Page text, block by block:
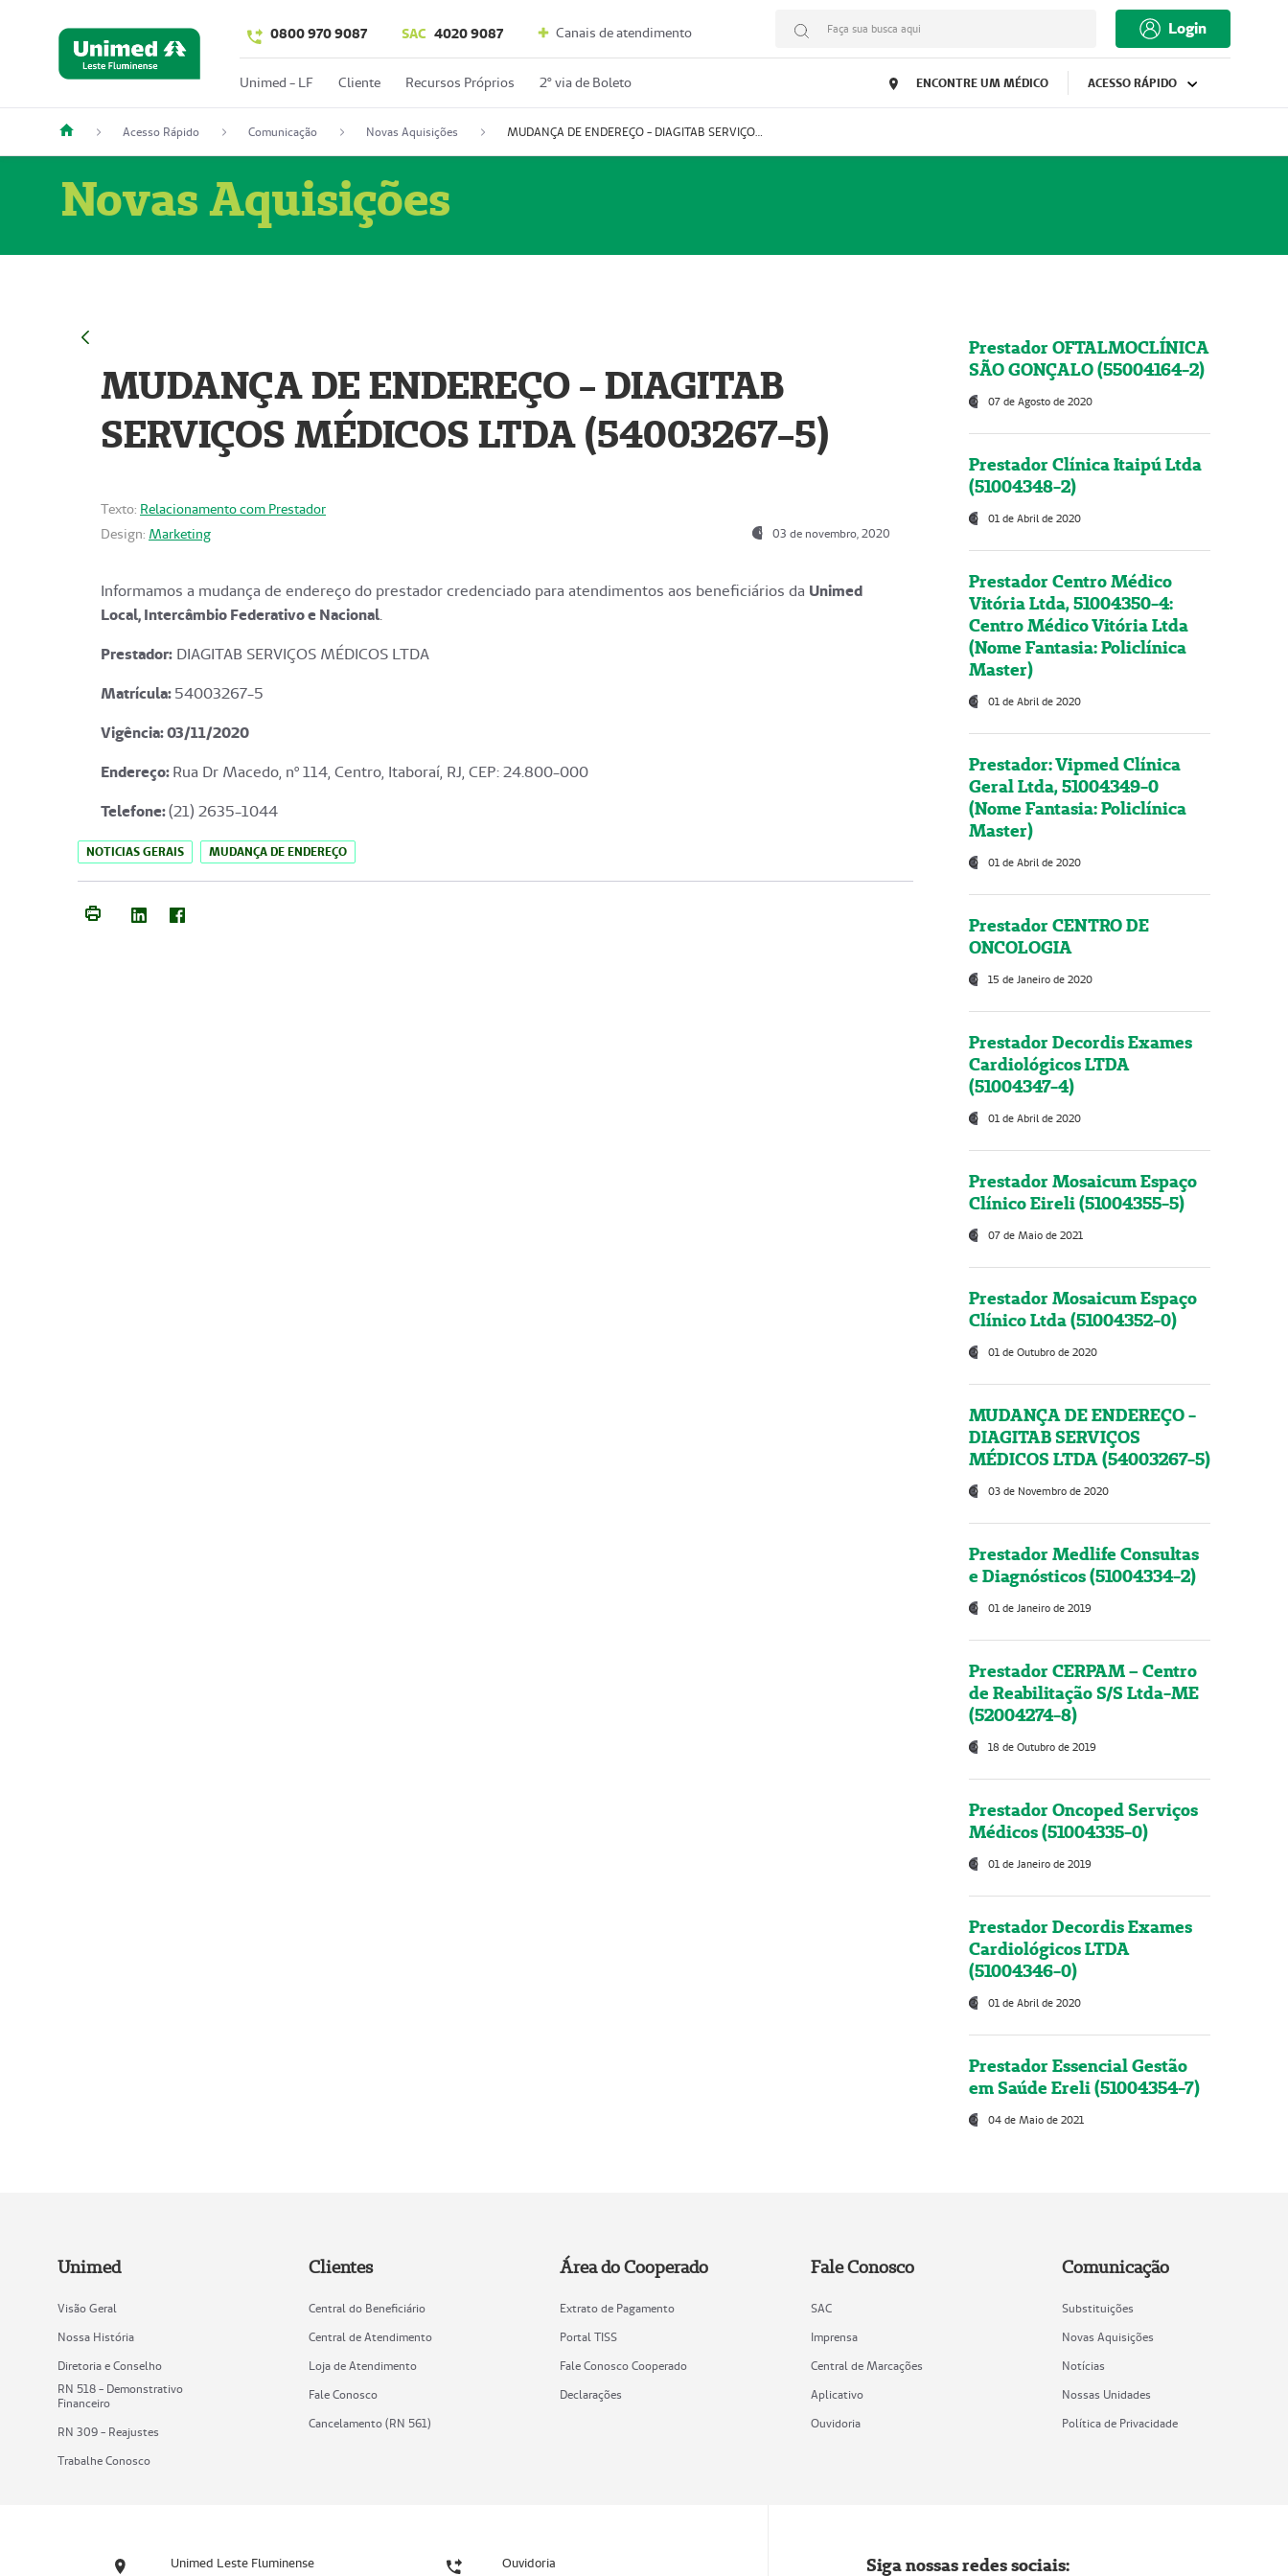
0800 970 9087 SAC 4020 9087 Canais de atendimento Faça sua busca aqui Login
Unimed - LF Cliente Recursos Próprios 2º via de Boleto ENCONTRE UM MÉDICO ACESSO RÁPIDO
Acesso Rápido Comunicação Novas Aquisições MUDANÇA DE ENDEREÇO - DIAGITAB SERVIÇOS MÉDICOS LTDA (54003267-5)
Novas Aquisições
MUDANÇA DE ENDEREÇO - DIAGITAB
SERVIÇOS MÉDICOS LTDA (54003267-5)
Texto: Relacionamento com Prestador
Design: Marketing 03 de novembro, 2020
Informamos a mudança de endereço do prestador credenciado para atendimentos aos beneficiários da Unimed
Local, Intercâmbio Federativo e Nacional.
Prestador: DIAGITAB SERVIÇOS MÉDICOS LTDA
Matrícula:54003267-5
Vigência: 03/11/2020
Endereço:Rua Dr Macedo, nº 114, Centro, Itaboraí, RJ, CEP: 24.800-000
Telefone:(21) 2635-1044
NOTICIAS GERAIS MUDANÇA DE ENDEREÇO
Prestador OFTALMOCLÍNICA
SÃO GONÇALO (55004164-2)
07 de Agosto de 2020
Prestador Clínica Itaipú Ltda
(51004348-2)
01 de Abril de 2020
Prestador Centro Médico
Vitória Ltda, 51004350-4:
Centro Médico Vitória Ltda
(Nome Fantasia: Policlínica
Master)
01 de Abril de 2020
Prestador: Vipmed Clínica
Geral Ltda, 51004349-0
(Nome Fantasia: Policlínica
Master)
01 de Abril de 2020
Prestador CENTRO DE
ONCOLOGIA
15 de Janeiro de 2020
Prestador Decordis Exames
Cardiológicos LTDA
(51004347-4)
01 de Abril de 2020
Prestador Mosaicum Espaço
Clínico Eireli (51004355-5)
07 de Maio de 2021
Prestador Mosaicum Espaço
Clínico Ltda (51004352-0)
01 de Outubro de 2020
MUDANÇA DE ENDEREÇO -
DIAGITAB SERVIÇOS
MÉDICOS LTDA (54003267-5)
03 de Novembro de 2020
Prestador Medlife Consultas
e Diagnósticos (51004334-2)
01 de Janeiro de 2019
Prestador CERPAM – Centro
de Reabilitação S/S Ltda-ME
(52004274-8)
18 de Outubro de 2019
Prestador Oncoped Serviços
Médicos (51004335-0)
01 de Janeiro de 2019
Prestador Decordis Exames
Cardiológicos LTDA
(51004346-0)
01 de Abril de 2020
Prestador Essencial Gestão
em Saúde Ereli (51004354-7)
04 de Maio de 2021
Unimed
Visão Geral
Nossa História
Diretoria e Conselho
RN 518 - Demonstrativo
Financeiro
RN 309 - Reajustes
Trabalhe Conosco
Clientes
Central do Beneficiário
Central de Atendimento
Loja de Atendimento
Fale Conosco
Cancelamento (RN 561)
Área do Cooperado
Extrato de Pagamento
Portal TISS
Fale Conosco Cooperado
Declarações
Fale Conosco
SAC
Imprensa
Central de Marcações
Aplicativo
Ouvidoria
Comunicação
Substituições
Novas Aquisições
Notícias
Nossas Unidades
Política de Privacidade
Unimed Leste Fluminense Ouvidoria Siga nossas redes sociais: